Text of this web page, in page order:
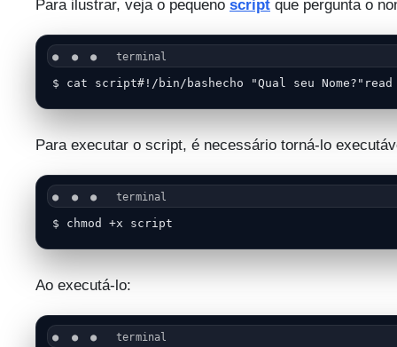
Para ilustrar, veja o pequeno script que pergunta o
$ cat script#!/bin/bashecho "Qual seu Nome?"read
Para executar o script, é necessário torná-lo
$ chmod +x script
Ao executá-lo: